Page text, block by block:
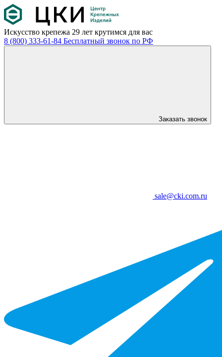
Искусство крепежа 29 лет крутимся для вас
8 (800) 333-61-84 Бесплатный звонок по РФ
Заказать звонок
sale@cki.com.ru